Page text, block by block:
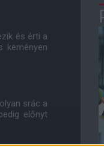
és érti a
keményen
srác a
előnyt